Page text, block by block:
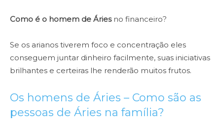
Como é o homem de Áriesno financeiro?
Se os arianos tiverem foco e concentração eles
conseguem juntar dinheiro facilmente, suas iniciativas
brilhantes e certeiras lhe renderão muitos frutos.
Os homens de Áries – Como são as
pessoas de Áries na família?